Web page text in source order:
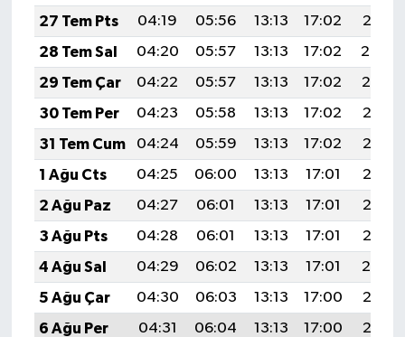
27 Tem Pts
04:19 05:56 13:13 17:02
20:21
28 Tem Sal
04:20 05:57 13:13 17:02
20:20
29 Tem Çar
04:22 05:57 13:13 17:02
20:19
30 Tem Per
04:23 05:58 13:13 17:02
20:18
31 Tem Cum
04:24 05:59 13:13 17:02
20:18
1 Ağu Cts
04:25 06:00 13:13 17:01
20:17
2 Ağu Paz
04:27 06:01 13:13 17:01
20:16
3 Ağu Pts
04:28 06:01 13:13 17:01
20:15
4 Ağu Sal
04:29 06:02 13:13 17:01
20:14
5 Ağu Çar
04:30 06:03 13:13 17:00
20:13
6 Ağu Per
04:31 06:04 13:13 17:00
20:12